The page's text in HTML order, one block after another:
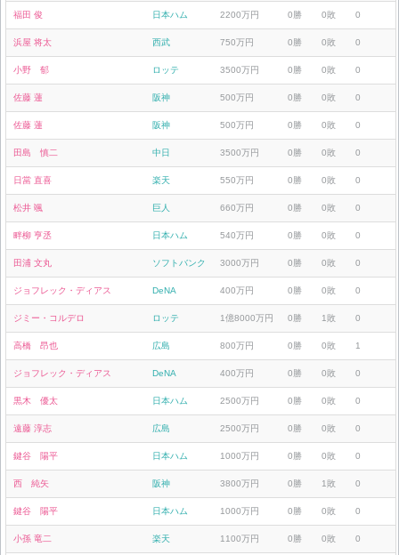
福田 俊 日本ハム 2200万円 0勝 0敗 0
浜屋 将太 西武 750万円 0勝 0敗 0
小野 郁 ロッテ 3500万円 0勝 0敗 0
佐藤 蓮 阪神 500万円 0勝 0敗 0
佐藤 蓮 阪神 500万円 0勝 0敗 0
田島 慎二 中日 3500万円 0勝 0敗 0
日當 直喜 楽天 550万円 0勝 0敗 0
松井 颯 巨人 660万円 0勝 0敗 0
畔柳 亨丞 日本ハム 540万円 0勝 0敗 0
田浦 文丸 ソフトバンク 3000万円 0勝 0敗 0
ジョフレック・ディアス DeNA 400万円 0勝 0敗 0
ジミー・コルデロ ロッテ 1億8000万円 0勝 1敗 0
高橋 昂也 広島 800万円 0勝 0敗 1
ジョフレック・ディアス DeNA 400万円 0勝 0敗 0
黒木 優太 日本ハム 2500万円 0勝 0敗 0
遠藤 淳志 広島 2500万円 0勝 0敗 0
鍵谷 陽平 日本ハム 1000万円 0勝 0敗 0
西 純矢 阪神 3800万円 0勝 1敗 0
鍵谷 陽平 日本ハム 1000万円 0勝 0敗 0
小孫 竜二 楽天 1100万円 0勝 0敗 0